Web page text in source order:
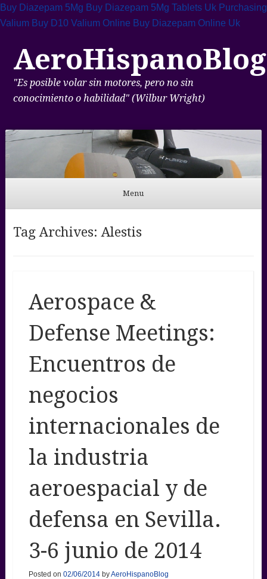
Buy Diazepam 5Mg Buy Diazepam 5Mg Tablets Uk Purchasing
Valium Buy D10 Valium Online Buy Diazepam Online Uk
AeroHispanoBlog
"Es posible volar sin motores, pero no sin
conocimiento o habilidad" (Wilbur Wright)
Menu
Tag Archives: Alestis
Aerospace &
Defense Meetings:
Encuentros de
negocios
internacionales de
la industria
aeroespacial y de
defensa en Sevilla.
3-6 junio de 2014
Posted on 02/06/2014byAeroHispanoBlog